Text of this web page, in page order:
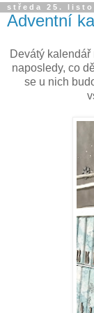
středa 25.
Adventní
Devátý kalendář
naposledy, co
se u nich